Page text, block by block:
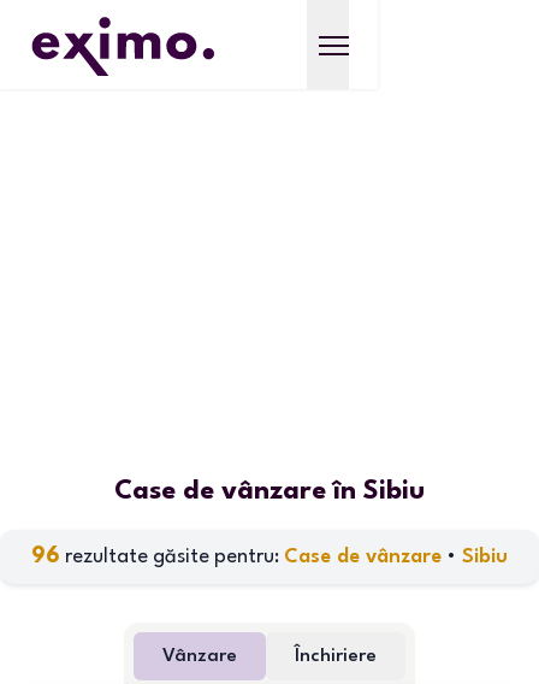
Case de vânzare în Sibiu
96 rezultate găsite pentru: Case de vânzare • Sibiu
Vânzare Închiriere